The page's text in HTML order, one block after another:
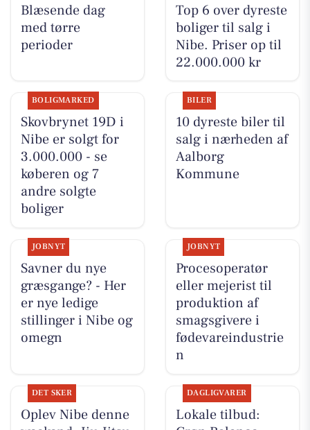
Blæsende dag
med tørre
perioder
Top 6 over dyreste
boliger til salg i
Nibe. Priser op til
22.000.000 kr
BOLIGMARKED
Skovbrynet 19D i
Nibe er solgt for
3.000.000 - se
køberen og 7
andre solgte
boliger
BILER
10 dyreste biler til
salg i nærheden af
Aalborg
Kommune
JOBNYT
Savner du nye
græsgange? - Her
er nye ledige
stillinger i Nibe og
omegn
JOBNYT
Procesoperatør
eller mejerist til
produktion af
smagsgivere i
fødevareindustrie
n
DET SKER
Oplev Nibe denne
DAGLIGVARER
Lokale tilbud: